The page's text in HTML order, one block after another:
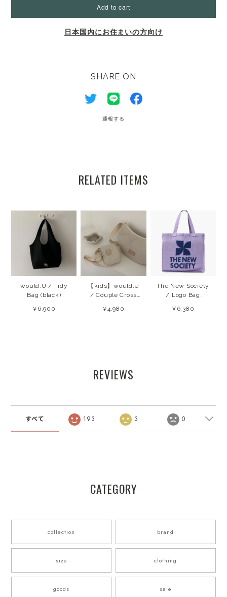
Add to cart
日本国内にお住まいの方向け
SHARE ON
通報する
RELATED ITEMS
would.U / Tidy
Bag (black)
¥6,900
【kids】would.U
/ Couple Cross
beige)
¥4,980
The New Society
/ Logo Bag
26AW
¥6,380
REVIEWS
すべて 193 3 0
CATEGORY
collection brand
size clothing
goods sale